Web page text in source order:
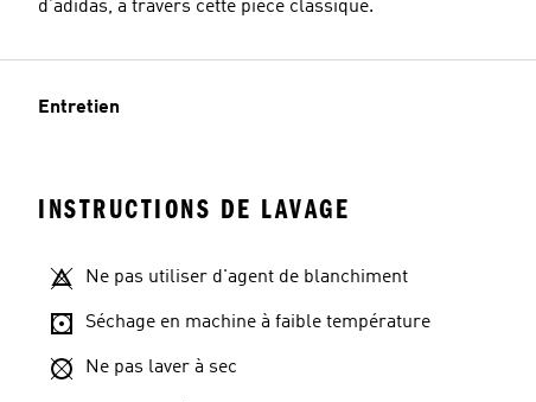
d’adidas, à travers cette pièce classique.
Entretien
INSTRUCTIONS DE LAVAGE
Ne pas utiliser d'agent de blanchiment
Séchage en machine à faible température
Ne pas laver à sec